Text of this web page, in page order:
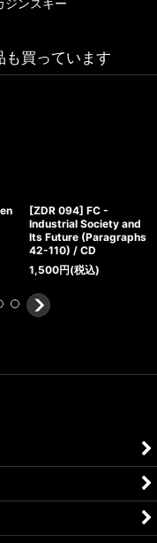
ジンスキー
も買っています
[ZDR 094] FC -
Industrial Society and
Its Future (Paragraphs
42-110) / CD
1,500円(税込)